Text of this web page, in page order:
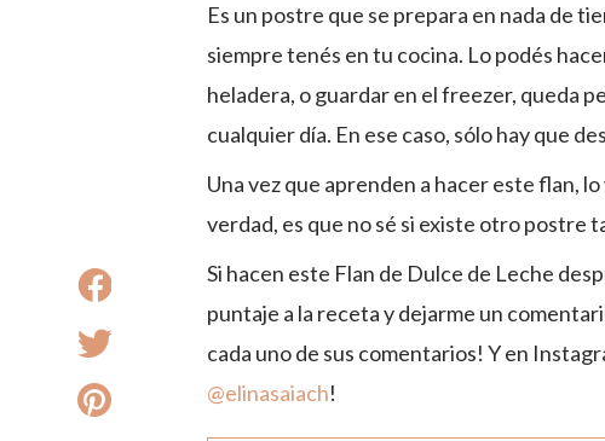
Es un postre que se prepara en nada de
siempre tenés en tu cocina. Lo podés
heladera, o guardar en el freezer, queda
cualquier día. En ese caso, sólo hay que
Una vez que aprenden a hacer este flan,
verdad, es que no sé si existe otro postre
Si hacen este Flan de Dulce de Leche
puntaje a la receta y dejarme un
cada uno de sus comentarios! Y en
@elinasaiach!